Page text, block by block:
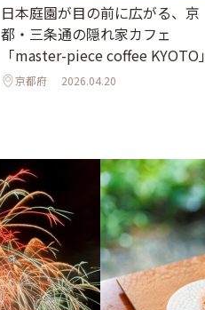
日本庭園が目の前に広がる、京
都・三条通の隠れ家カフェ
「master-piece coffee KYOTO」
京都府 2026.04.20